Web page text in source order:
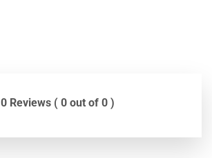
0 Reviews ( 0 out of 0 )